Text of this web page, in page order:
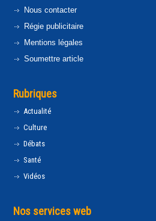
Nous contacter
Régie publicitaire
Mentions légales
Soumettre article
Rubriques
Actualité
Culture
Débats
Santé
Vidéos
Nos services web